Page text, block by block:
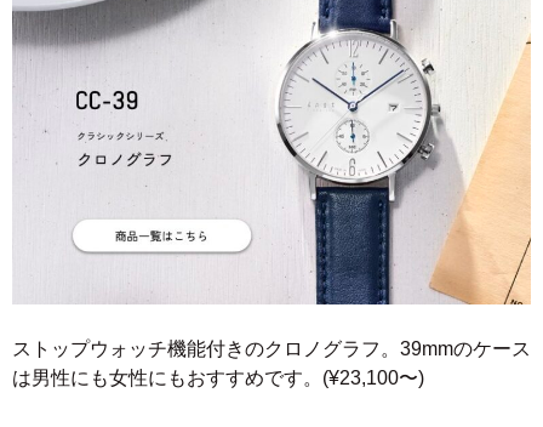
ストップウォッチ機能付きのクロノグラフ。39mmのケース
は男性にも女性にもおすすめです。(¥23,100〜)